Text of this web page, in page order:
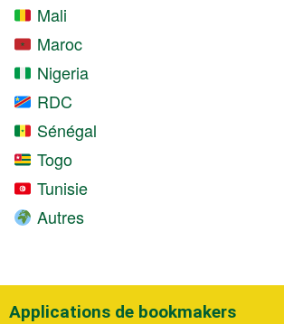
Mali
Maroc
Nigeria
RDC
Sénégal
Togo
Tunisie
Autres
Applications de bookmakers